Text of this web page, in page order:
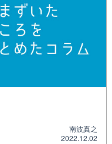
南波真之
2022.12.02